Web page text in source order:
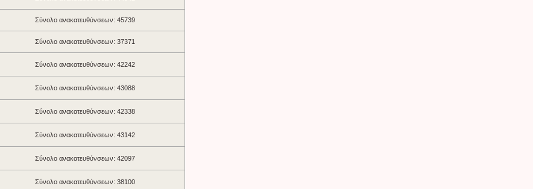
Σύνολο ανακατευθύνσεων: 45739
Σύνολο ανακατευθύνσεων: 37371
Σύνολο ανακατευθύνσεων: 42242
Σύνολο ανακατευθύνσεων: 43088
Σύνολο ανακατευθύνσεων: 42338
Σύνολο ανακατευθύνσεων: 43142
Σύνολο ανακατευθύνσεων: 42097
Σύνολο ανακατευθύνσεων: 38100